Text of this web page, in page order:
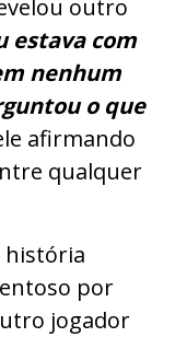
outro
estava com
nenhum
o que
afirmando
qualquer
história
por
jogador